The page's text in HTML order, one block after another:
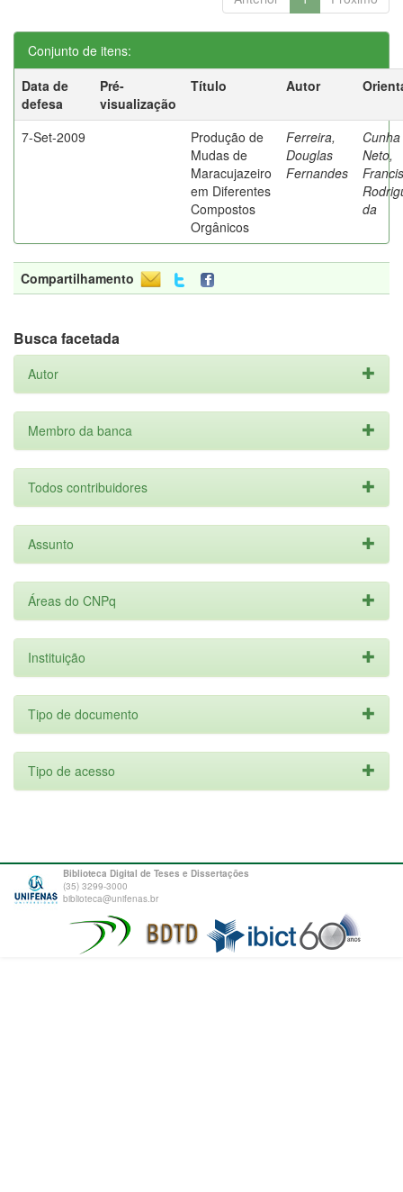
Conjunto de itens:
Data de
defesa
Pré-
visualização
Título Autor
7-Set-2009
Produção de
Mudas de
Maracujazeiro
em Diferentes
Compostos
Orgânicos
Ferreira,
Douglas
Fernandes
Cunha
Neto,
da
Compartilhamento
Busca facetada
Autor
Membro da banca
Todos contribuidores
Assunto
Áreas do CNPq
Instituição
Tipo de documento
Tipo de acesso
Biblioteca Digital de Teses e Dissertações
(35) 3299-3000
biblioteca@unifenas.br